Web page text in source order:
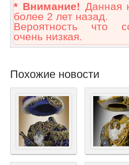
* Внимание! Данная
более 2 лет назад.
Вероятность что
очень низкая.
Похожие новости